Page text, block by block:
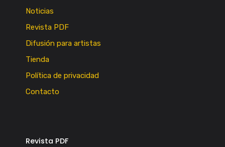
Noticias
Revista PDF
Difusión para artistas
Tienda
Política de privacidad
Contacto
Revista PDF